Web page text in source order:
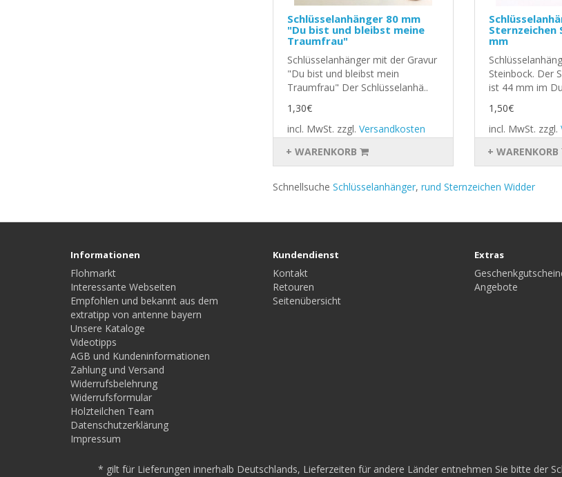
Schlüsselanhänger 80 mm
"Du bist und bleibst meine
Traumfrau"
Schlüsselanhänger mit der Gravur
"Du bist und bleibst mein
Traumfrau" Der Schlüsselanhä..
1,30€
incl. MwSt. zzgl. Versandkosten
+ WARENKORB
Sternzeichen
mm
Steinbock. Der
ist 44 mm im
1,50€
incl. MwSt. zzgl.
+ WARENKORB
Schnellsuche Schlüsselanhänger, rund Sternzeichen Widder
Informationen
Flohmarkt
Interessante Webseiten
Empfohlen und bekannt aus dem
extratipp von antenne bayern
Unsere Kataloge
Videotipps
AGB und Kundeninformationen
Zahlung und Versand
Widerrufsbelehrung
Widerrufsformular
Holzteilchen Team
Datenschutzerklärung
Impressum
Kundendienst
Kontakt
Retouren
Seitenübersicht
Extras
Angebote
* gilt für Lieferungen innerhalb Deutschlands, Lieferzeiten für andere Länder entnehmen Sie bitte der